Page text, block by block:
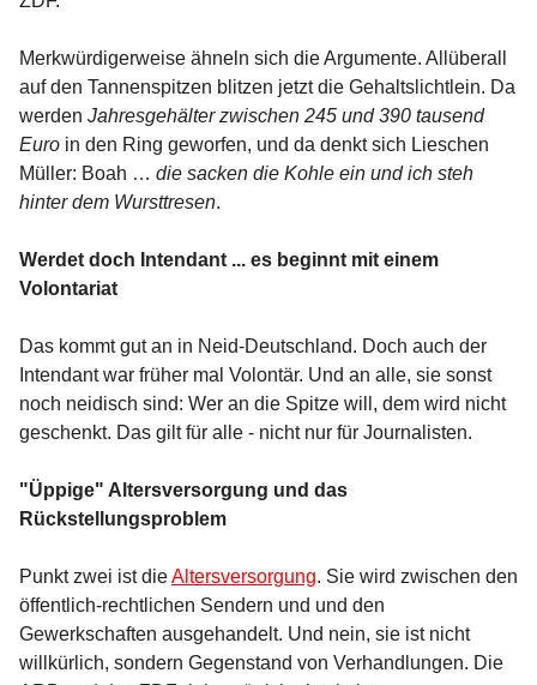
Merkwürdigerweise ähneln sich die Argumente. Allüberall
auf den Tannenspitzen blitzen jetzt die Gehaltslichtlein. Da
werden Jahresgehälter zwischen 245 und 390 tausend
Euro in den Ring geworfen, und da denkt sich Lieschen
Müller: Boah … die sacken die Kohle ein und ich steh
hinter dem Wursttresen.
Werdet doch Intendant ... es beginnt mit einem
Volontariat
Das kommt gut an in Neid-Deutschland. Doch auch der
Intendant war früher mal Volontär. Und an alle, sie sonst
noch neidisch sind: Wer an die Spitze will, dem wird nicht
geschenkt. Das gilt für alle - nicht nur für Journalisten.
"Üppige" Altersversorgung und das
Rückstellungsproblem
Punkt zwei ist dieAltersversorgung. Sie wird zwischen den
öffentlich-rechtlichen Sendern und und den
Gewerkschaften ausgehandelt. Und nein, sie ist nicht
willkürlich, sondern Gegenstand von Verhandlungen. Die